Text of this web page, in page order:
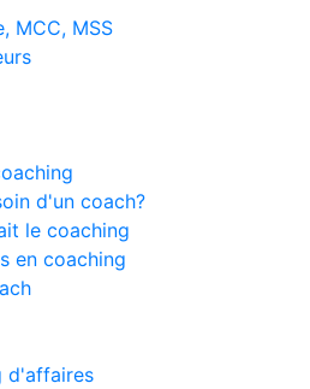
MCC, MSS
d'un coach?
le coaching
en coaching
d'affaires